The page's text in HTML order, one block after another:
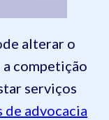
alterar o
competição
serviços
advocacia